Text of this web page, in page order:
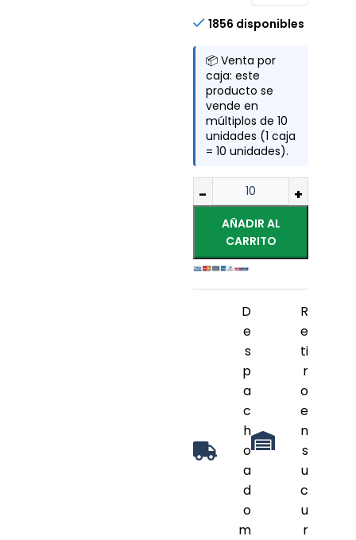
1856 disponibles
📦 Venta por
caja: este
producto se
vende en
múltiplos de 10
unidades (1 caja
= 10 unidades).
AÑADIR AL
CARRITO
D
e
s
p
a
c
h
o
a
d
o
m
R
e
ti
r
o
e
n
s
u
c
u
r